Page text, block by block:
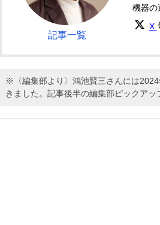
記事一覧
機器の
X
※〈編集部より〉鴻池賢三さんには
きました。記事後半の編集部ピックアッ